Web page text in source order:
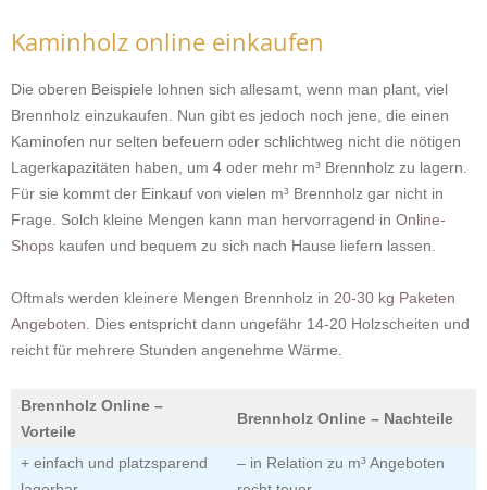
Kaminholz online einkaufen
Die oberen Beispiele lohnen sich allesamt, wenn man plant, viel
Brennholz einzukaufen. Nun gibt es jedoch noch jene, die einen
Kaminofen nur selten befeuern oder schlichtweg nicht die nötigen
Lagerkapazitäten haben, um 4 oder mehr m³ Brennholz zu lagern.
Für sie kommt der Einkauf von vielen m³ Brennholz gar nicht in
Frage. Solch kleine Mengen kann man hervorragend in Online-
Shops kaufen und bequem zu sich nach Hause liefern lassen.
Oftmals werden kleinere Mengen Brennholz in 20-30 kg Paketen
Angeboten. Dies entspricht dann ungefähr 14-20 Holzscheiten und
reicht für mehrere Stunden angenehme Wärme.
Brennholz Online –
Vorteile
Brennholz Online – Nachteile
+ einfach und platzsparend
– in Relation zu m³ Angeboten